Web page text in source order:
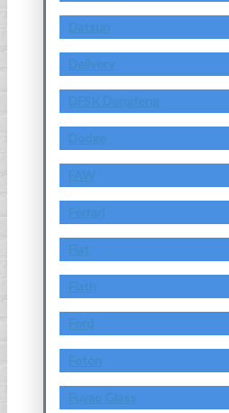
Datsun
Delivery
DFSK Dongfeng
Dodge
FAW
Ferrari
Fiat
Fiath
Ford
Foton
Fuyao Glass